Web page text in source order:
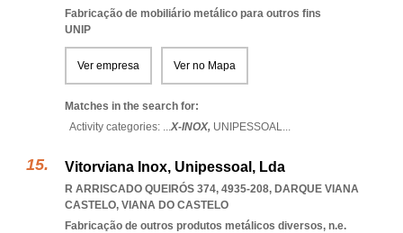
Fabricação de mobiliário metálico para outros fins
UNIP
Ver empresa Ver no Mapa
Matches in the search for:
Activity categories: ...X-INOX, UNIPESSOAL...
Vitorviana Inox, Unipessoal, Lda
R ARRISCADO QUEIRÓS 374, 4935-208, DARQUE VIANA
CASTELO, VIANA DO CASTELO
Fabricação de outros produtos metálicos diversos, n.e.